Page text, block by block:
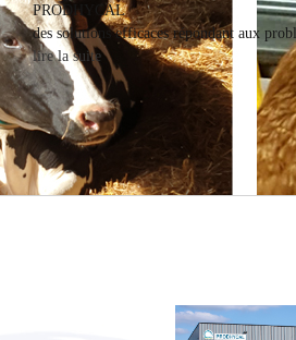
PRODHYCAL
des solutions efficaces répondant aux
lire la suite